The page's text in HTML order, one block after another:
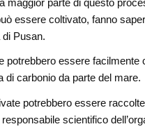
maggior parte di questo
essere coltivato, fanno
di Pusan.
potrebbero essere
di carbonio da parte del mare.
potrebbero essere
scientifico